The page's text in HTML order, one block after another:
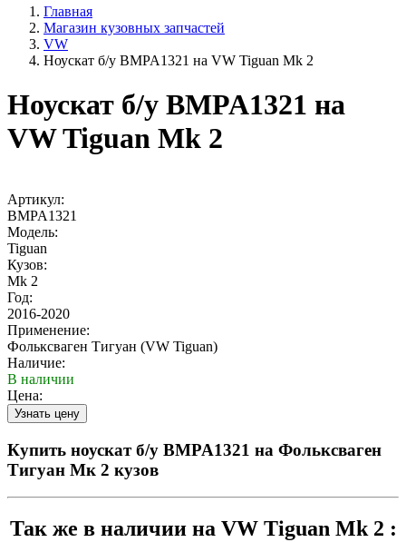
Главная
Магазин кузовных запчастей
VW
Ноускат б/у BMPA1321 на VW Tiguan Mk 2
Ноускат б/у BMPA1321 на
VW Tiguan Mk 2
Артикул:
BMPA1321
Модель:
Tiguan
Кузов:
Mk 2
Год:
2016-2020
Применение:
Фольксваген Тигуан (VW Tiguan)
Наличие:
В наличии
Цена:
Купить ноускат б/у BMPA1321 на Фольксваген
Тигуан Мк 2 кузов
Так же в наличии на VW Tiguan Mk 2 :